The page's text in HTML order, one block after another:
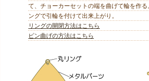
て、チョーカーセットの端を曲げて輪を作る
ングで引輪を付けて出来上がり。
リングの開閉方法はこちら
ピン曲げの方法はこちら